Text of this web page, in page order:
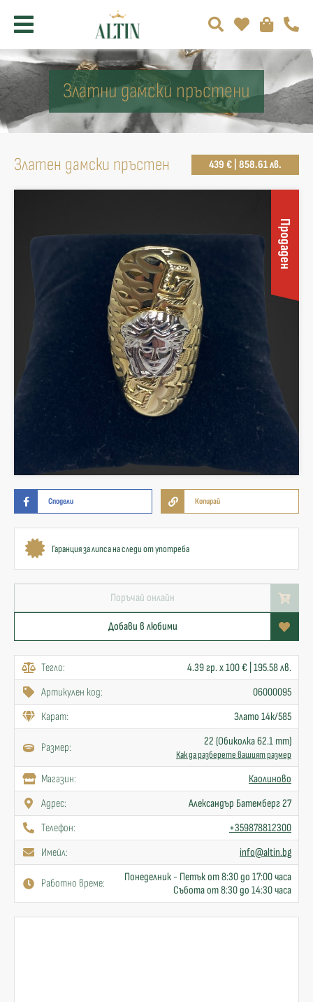
Златни дамски пръстени
Златен дамски пръстен 439 € | 858.61 лв.
Продаден
Сподели Копирай
Гаранция за липса на следи от употреба
Поръчай онлайн
Добави в любими
Тегло:
4.39 гр. x 100 € | 195.58 лв.
Артикулен код:
06000095
Карат:
Злато 14к/585
Размер: 22 (Обиколка 62.1 mm)
Как да разберете вашият размер
Mагазин:
Каолиново
Адрес:
Александър Батемберг 27
Телефон:
+359878812300
Имейл:
info@altin.bg
Работно време:
Понеделник - Петък от 8:30 до 17:00 часа
Събота от 8:30 до 14:30 часа